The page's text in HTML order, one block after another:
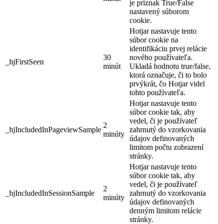
je príznak True/False
nastavený súborom
cookie.
_hjFirstSeen
30
minút
Hotjar nastavuje tento
súbor cookie na
identifikáciu prvej relácie
nového používateľa.
Ukladá hodnotu true/false,
ktorá označuje, či to bolo
prvýkrát, čo Hotjar videl
tohto používateľa.
_hjIncludedInPageviewSample
2
minúty
Hotjar nastavuje tento
súbor cookie tak, aby
vedel, či je používateľ
zahrnutý do vzorkovania
údajov definovaných
limitom počtu zobrazení
stránky.
_hjIncludedInSessionSample
2
minúty
Hotjar nastavuje tento
súbor cookie tak, aby
vedel, či je používateľ
zahrnutý do vzorkovania
údajov definovaných
denným limitom relácie
stránky.